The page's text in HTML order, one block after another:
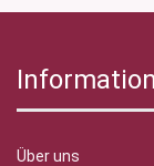
Über uns